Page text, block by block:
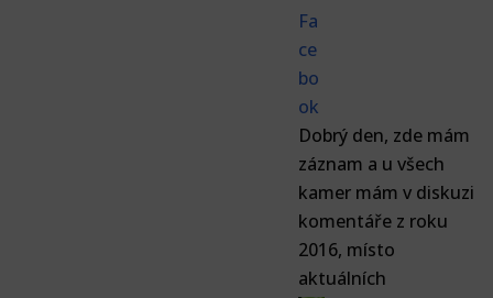
Dobrý den, zde mám
záznam a u všech
kamer mám v diskuzi
komentáře z roku
2016, místo
aktuálních